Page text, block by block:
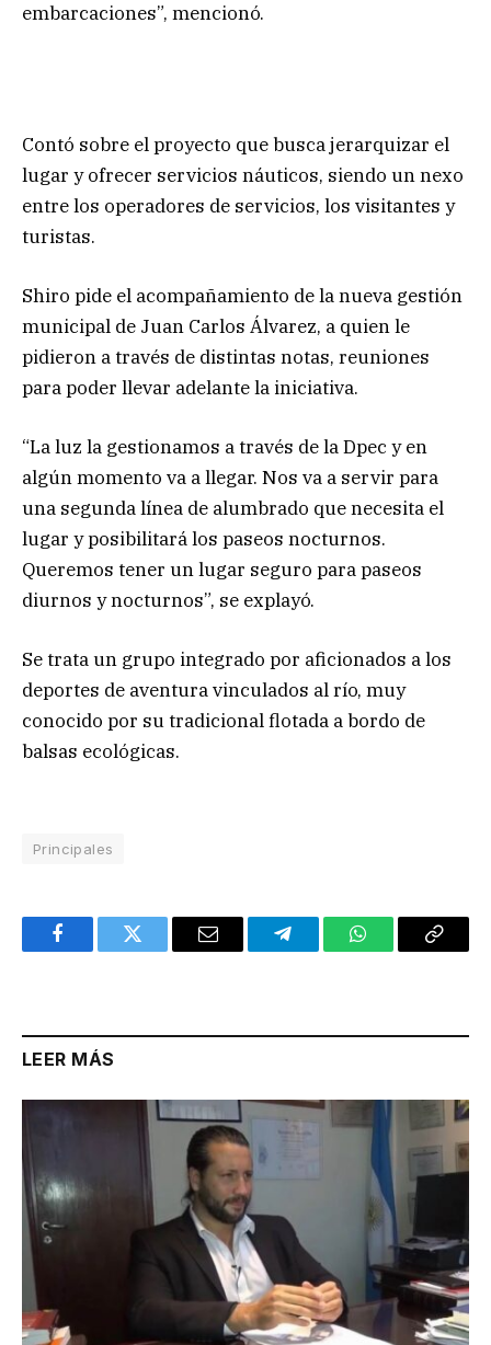
embarcaciones”, mencionó.
Contó sobre el proyecto que busca jerarquizar el
lugar y ofrecer servicios náuticos, siendo un nexo
entre los operadores de servicios, los visitantes y
turistas.
Shiro pide el acompañamiento de la nueva gestión
municipal de Juan Carlos Álvarez, a quien le
pidieron a través de distintas notas, reuniones
para poder llevar adelante la iniciativa.
“La luz la gestionamos a través de la Dpec y en
algún momento va a llegar. Nos va a servir para
una segunda línea de alumbrado que necesita el
lugar y posibilitará los paseos nocturnos.
Queremos tener un lugar seguro para paseos
diurnos y nocturnos”, se explayó.
Se trata un grupo integrado por aficionados a los
deportes de aventura vinculados al río, muy
conocido por su tradicional flotada a bordo de
balsas ecológicas.
Principales
FacebookTwitter Email TelegramWhatsAppCopy
LEER MÁS